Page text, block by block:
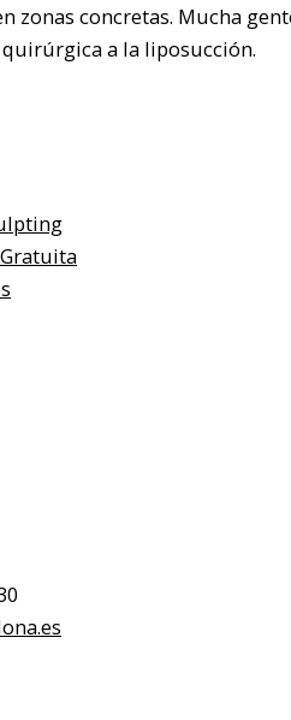
zonas concretas. Mucha
a la liposucción.